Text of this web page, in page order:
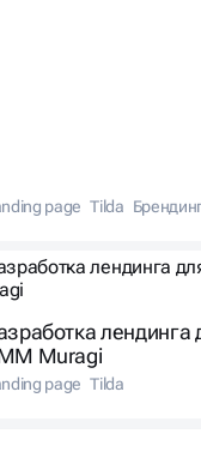
page Tilda
лендинга
Muragi
page Tilda